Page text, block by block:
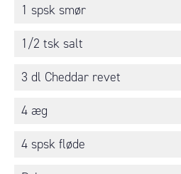
1 spsk smør
1/2 tsk salt
3 dl Cheddar revet
4 æg
4 spsk fløde